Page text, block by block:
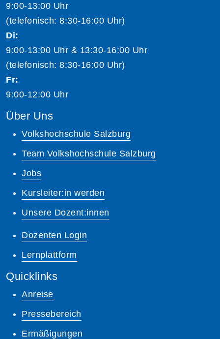
9:00-13:00 Uhr
(telefonisch: 8:30-16:00 Uhr)
Di:
9:00-13:00 Uhr & 13:30-16:00 Uhr
(telefonisch: 8:30-16:00 Uhr)
Fr:
9:00-12:00 Uhr
Über Uns
Volkshochschule Salzburg
Team Volkshochschule Salzburg
Jobs
Kursleiter:in werden
Unsere Dozent:innen
Dozenten Login
Lernplattform
Quicklinks
Anreise
Pressebereich
Ermäßigungen